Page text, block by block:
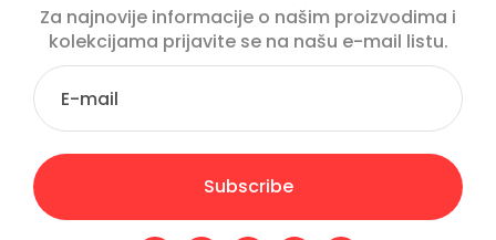
Za najnovije informacije o našim proizvodima i
kolekcijama prijavite se na našu e-mail listu.
Subscribe